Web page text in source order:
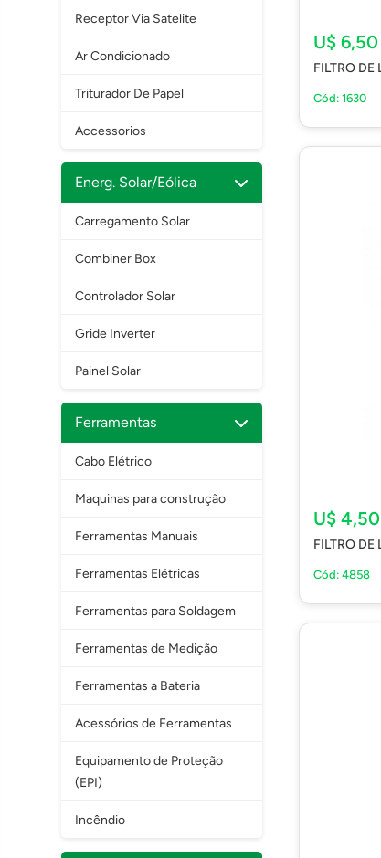
Receptor Via Satelite
Ar Condicionado
Triturador De Papel
Accessorios
Energ. Solar/Eólica
Carregamento Solar
Combiner Box
Controlador Solar
Gride Inverter
Painel Solar
Ferramentas
Cabo Elétrico
Maquinas para construção
Ferramentas Manuais
Ferramentas Elétricas
Ferramentas para Soldagem
Ferramentas de Medição
Ferramentas a Bateria
Acessórios de Ferramentas
Equipamento de Proteção
(EPI)
Incêndio
U$ 6,50
FILTRO
Cód: 1630
U$ 4,50
FILTRO
Cód: 4858